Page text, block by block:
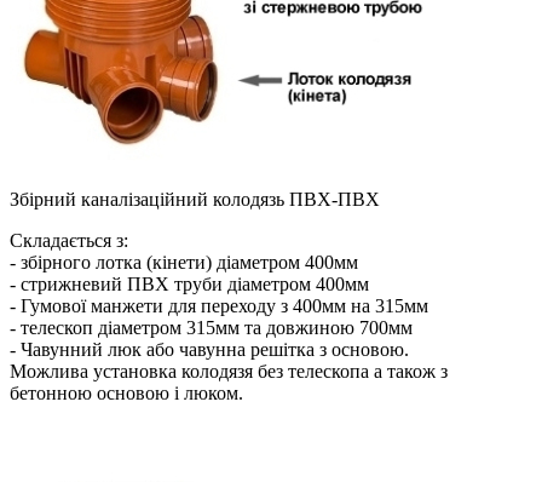
Збірний каналізаційний колодязь ПВХ-ПВХ
Складається з:
- збірного лотка (кінети) діаметром 400мм
- стрижневий ПВХ труби діаметром 400мм
- Гумової манжети для переходу з 400мм на 315мм
- телескоп діаметром 315мм та довжиною 700мм
- Чавунний люк або чавунна решітка з основою.
Можлива установка колодязя без телескопа а також з
бетонною основою і люком.